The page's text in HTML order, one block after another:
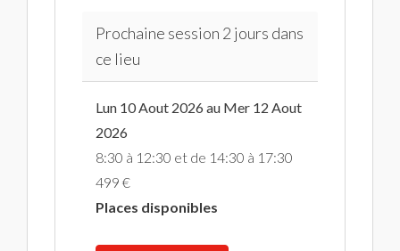
Prochaine session 2 jours dans
ce lieu
Lun 10 Aout 2026 au Mer 12 Aout
2026
8:30 à 12:30 et de 14:30 à 17:30
499 €
Places disponibles